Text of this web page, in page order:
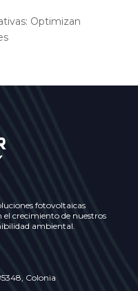
Optimizan
fotovoltaicas
el crecimiento de nuestros
ambiental.
Colonia